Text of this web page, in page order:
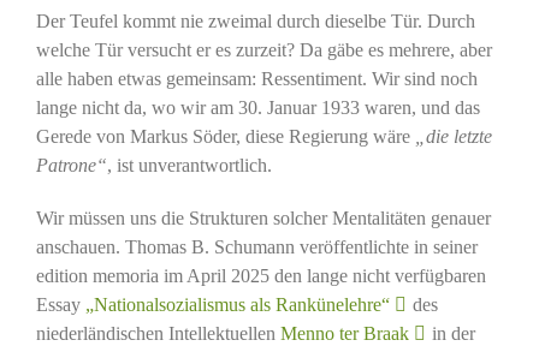
Der Teufel kommt nie zweimal durch dieselbe Tür. Durch
welche Tür versucht er es zurzeit? Da gäbe es mehrere, aber
alle haben etwas gemeinsam: Ressentiment. Wir sind noch
lange nicht da, wo wir am 30. Januar 1933 waren, und das
Gerede von Markus Söder, diese Regierung wäre
„die letzte
Patrone“, ist unverantwortlich.
Wir müssen uns die Strukturen solcher Mentalitäten genauer
anschauen. Thomas B. Schumann veröffentlichte in seiner
edition memoria im April 2025 den lange nicht verfügbaren
Essay „Nationalsozialismus als Rankünelehre“
des
niederländischen Intellektuellen Menno ter Braak
in der